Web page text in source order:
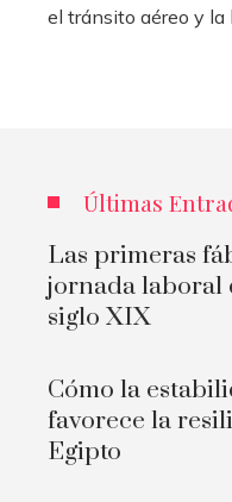
el tránsito aéreo y la
Últimas
Las primeras
jornada laboral
siglo XIX
Cómo la
favorece la
Egipto